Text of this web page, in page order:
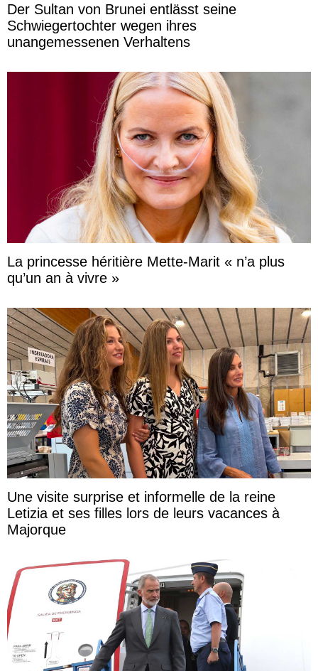
Der Sultan von Brunei entlässt seine
Schwiegertochter wegen ihres
unangemessenen Verhaltens
La princesse héritière Mette-Marit « n’a plus
qu’un an à vivre »
Une visite surprise et informelle de la reine
Letizia et ses filles lors de leurs vacances à
Majorque